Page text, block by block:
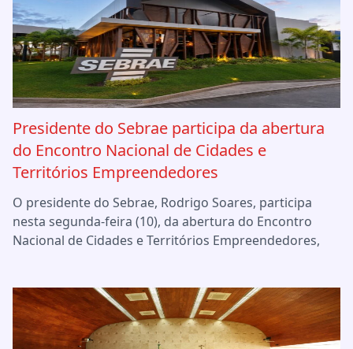
Presidente do Sebrae participa da abertura
do Encontro Nacional de Cidades e
Territórios Empreendedores
O presidente do Sebrae, Rodrigo Soares, participa
nesta segunda-feira (10), da abertura do Encontro
Nacional de Cidades e Territórios Empreendedores,